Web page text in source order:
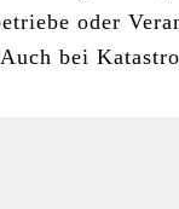
oder
bei